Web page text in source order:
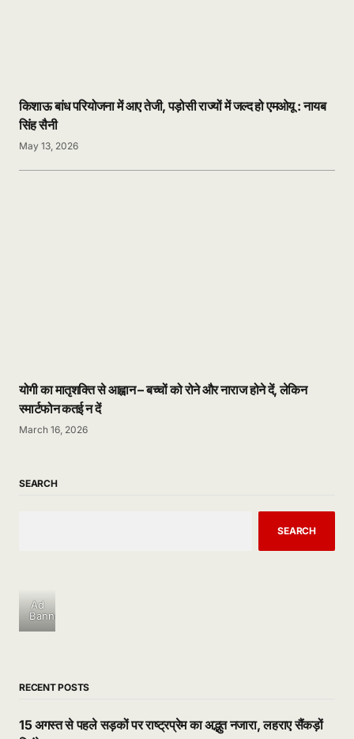
किशाऊ बांध परियोजना में आए तेजी, पड़ोसी राज्यों में जल्द हो एमओयू : नायब
सिंह सैनी
May 13, 2026
योगी का मातृशक्ति से आह्वान – बच्चों को रोने और नाराज होने दें, लेकिन
स्मार्टफोन कतई न दें
March 16, 2026
SEARCH
SEARCH
Ad
Banner
RECENT POSTS
15 अगस्त से पहले सड़कों पर राष्ट्रप्रेम का अद्भुत नजारा, लहराए सैंकड़ों